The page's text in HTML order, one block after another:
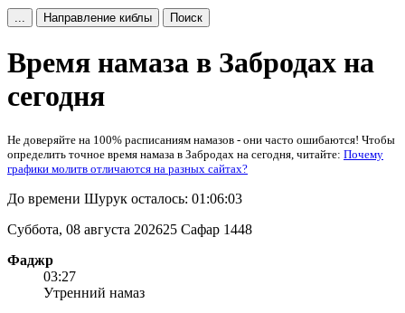
... Направление киблы Поиск
Время намаза в Забродах на
сегодня
Не доверяйте на 100% расписаниям намазов - они часто ошибаются! Чтобы
определить точное время намаза в Забродах на сегодня, читайте: Почему
графики молитв отличаются на разных сайтах?
До времени Шурук осталось: 01:06:03
Суббота, 08 августа 202625 Сафар 1448
Фаджр
03:27
Утренний намаз